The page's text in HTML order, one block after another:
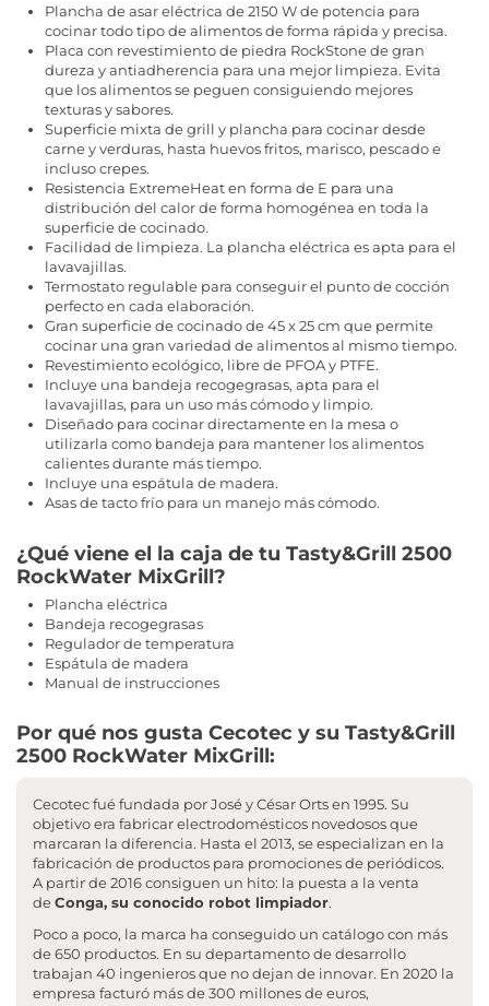
Plancha de asar eléctrica de 2150 W de potencia para
cocinar todo tipo de alimentos de forma rápida y precisa.
Placa con revestimiento de piedra RockStone de gran
dureza y antiadherencia para una mejor limpieza. Evita
que los alimentos se peguen consiguiendo mejores
texturas y sabores.
Superficie mixta de grill y plancha para cocinar desde
carne y verduras, hasta huevos fritos, marisco, pescado e
incluso crepes.
Resistencia ExtremeHeat en forma de E para una
distribución del calor de forma homogénea en toda la
superficie de cocinado.
Facilidad de limpieza. La plancha eléctrica es apta para el
lavavajillas.
Termostato regulable para conseguir el punto de cocción
perfecto en cada elaboración.
Gran superficie de cocinado de 45 x 25 cm que permite
cocinar una gran variedad de alimentos al mismo tiempo.
Revestimiento ecológico, libre de PFOA y PTFE.
Incluye una bandeja recogegrasas, apta para el
lavavajillas, para un uso más cómodo y limpio.
Diseñado para cocinar directamente en la mesa o
utilizarla como bandeja para mantener los alimentos
calientes durante más tiempo.
Incluye una espátula de madera.
Asas de tacto frío para un manejo más cómodo.
¿Qué viene el la caja de tu Tasty&Grill 2500
RockWater MixGrill?
Plancha eléctrica
Bandeja recogegrasas
Regulador de temperatura
Espátula de madera
Manual de instrucciones
Por qué nos gusta Cecotec y su Tasty&Grill
2500 RockWater MixGrill:
Cecotec fué fundada por José y César Orts en 1995. Su
objetivo era fabricar electrodomésticos novedosos que
marcaran la diferencia. Hasta el 2013, se especializan en la
fabricación de productos para promociones de periódicos.
A partir de 2016 consiguen un hito: la puesta a la venta
deConga, su conocido robot limpiador.
Poco a poco, la marca ha conseguido un catálogo con más
de 650 productos. En su departamento de desarrollo
trabajan 40 ingenieros que no dejan de innovar. En 2020 la
empresa facturó más de 300 millones de euros,